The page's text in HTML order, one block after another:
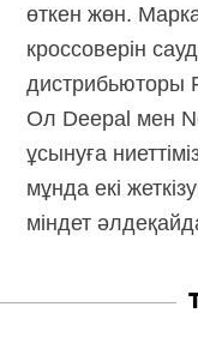
өткен жөн.
кроссоверін
дистрибьюторы
Ол Deepal мен
ұсынуға
мұнда екі
міндет